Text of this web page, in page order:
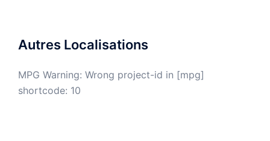
Autres Localisations
MPG Warning: Wrong project-id in [mpg]
shortcode: 10